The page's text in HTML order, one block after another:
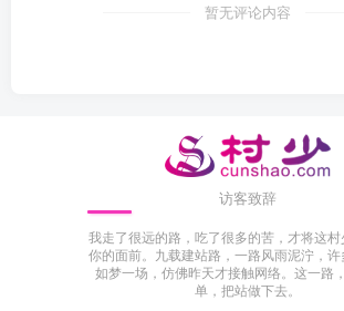
暂无评论内容
访客致辞
我走了很远的路，吃了很多的苦，才将这村
你的面前。九载建站路，一路风雨泥泞，许
如梦一场，仿佛昨天才接触网络。这一路
单，把站做下去。